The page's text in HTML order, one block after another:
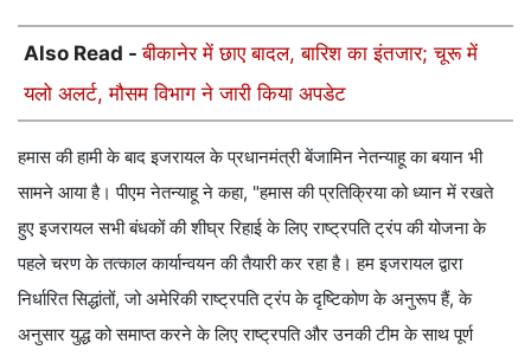
Also Read -बीकानेर में छाए बादल, बारिश का इंतजार; चूरू में
यलो अलर्ट, मौसम विभाग ने जारी किया अपडेट
हमास की हामी के बाद इजरायल के प्रधानमंत्री बेंजामिन नेतन्याहू का बयान भी
सामने आया है। पीएम नेतन्याहू ने कहा, "हमास की प्रतिक्रिया को ध्यान में रखते
हुए इजरायल सभी बंधकों की शीघ्र रिहाई के लिए राष्ट्रपति ट्रंप की योजना के
पहले चरण के तत्काल कार्यान्वयन की तैयारी कर रहा है। हम इजरायल द्वारा
निर्धारित सिद्धांतों, जो अमेरिकी राष्ट्रपति ट्रंप के दृष्टिकोण के अनुरूप हैं, के
अनुसार युद्ध को समाप्त करने के लिए राष्ट्रपति और उनकी टीम के साथ पूर्ण